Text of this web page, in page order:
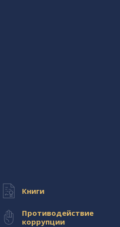
Книги
Противодействие
коррупции